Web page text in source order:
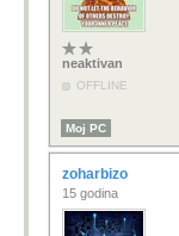
neaktivan
OFFLINE
Moj PC
zoharbizo
15 godina